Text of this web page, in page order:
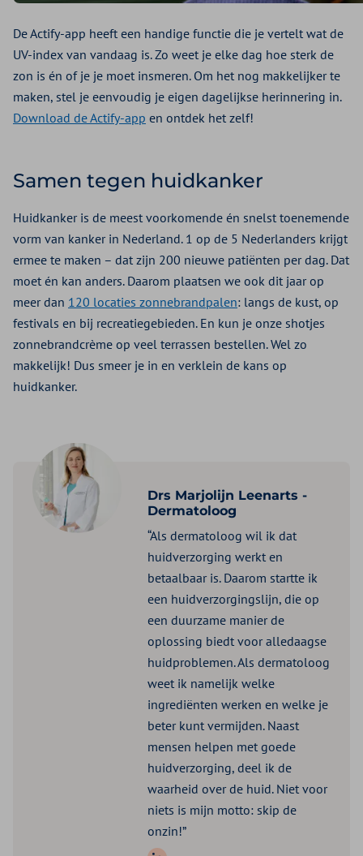
De Actify-app heeft een handige functie die je vertelt wat de
UV-index van vandaag is. Zo weet je elke dag hoe sterk de
zon is én of je je moet insmeren. Om het nog makkelijker te
maken, stel je eenvoudig je eigen dagelijkse herinnering in.
Download de Actify-app en ontdek het zelf!
Samen tegen huidkanker
Huidkanker is de meest voorkomende én snelst toenemende
vorm van kanker in Nederland. 1 op de 5 Nederlanders krijgt
ermee te maken – dat zijn 200 nieuwe patiënten per dag. Dat
moet én kan anders. Daarom plaatsen we ook dit jaar op
meer dan 120 locaties zonnebrandpalen: langs de kust, op
festivals en bij recreatiegebieden. En kun je onze shotjes
zonnebrandcrème op veel terrassen bestellen. Wel zo
makkelijk! Dus smeer je in en verklein de kans op
huidkanker.
Drs Marjolijn Leenarts -
Dermatoloog
“Als dermatoloog wil ik dat
huidverzorging werkt en
betaalbaar is. Daarom startte ik
een huidverzorgingslijn, die op
een duurzame manier de
oplossing biedt voor alledaagse
huidproblemen. Als dermatoloog
weet ik namelijk welke
ingrediënten werken en welke je
beter kunt vermijden. Naast
mensen helpen met goede
huidverzorging, deel ik de
waarheid over de huid. Niet voor
niets is mijn motto: skip de
onzin!”